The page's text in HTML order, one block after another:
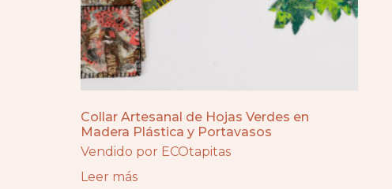
Collar Artesanal de Hojas Verdes en
Madera Plástica y Portavasos
Vendido por ECOtapitas
Leer más